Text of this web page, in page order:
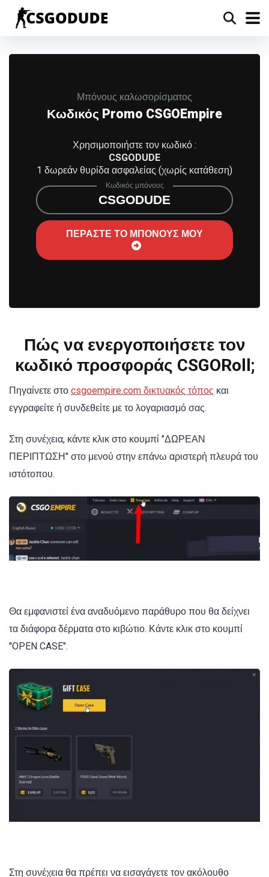
Μπόνους καλωσορίσματος
Κωδικός Promo CSGOEmpire
Χρησιμοποιήστε τον κωδικό :
CSGODUDE
1 δωρεάν θυρίδα ασφαλείας (χωρίς κατάθεση)
Κωδικός μπόνους
CSGODUDE
ΠΕΡΑΣΤΕ ΤΟ ΜΠΟΝΟΥΣ ΜΟΥ
Πώς να ενεργοποιήσετε τον
κωδικό προσφοράς CSGORoll;
Πηγαίνετε στο csgoempire.com δικτυακός τόπος και
εγγραφείτε ή συνδεθείτε με το λογαριασμό σας.
Στη συνέχεια, κάντε κλικ στο κουμπί "ΔΩΡΕΑΝ
ΠΕΡΙΠΤΩΣΗ" στο μενού στην επάνω αριστερή πλευρά του
ιστότοπου.
Θα εμφανιστεί ένα αναδυόμενο παράθυρο που θα δείχνει
τα διάφορα δέρματα στο κιβώτιο. Κάντε κλικ στο κουμπί
"OPEN CASE".
Στη συνέχεια θα πρέπει να εισαγάγετε τον ακόλουθο